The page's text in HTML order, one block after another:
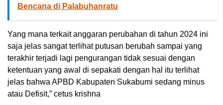
Bencana di Palabuhanratu
Yang mana terkait anggaran perubahan di tahun 2024 ini
saja jelas sangat terlihat putusan berubah sampai yang
terakhir terjadi lagi pengurangan tidak sesuai dengan
ketentuan yang awal di sepakati dengan hal itu terlihat
jelas bahwa APBD Kabupaten Sukabumi sedang minus
atau Defisit,” cetus krishna